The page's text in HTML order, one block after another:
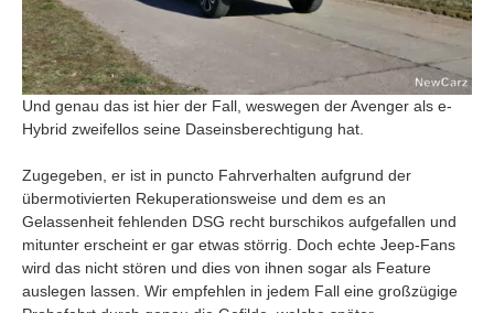
Und genau das ist hier der Fall, weswegen der Avenger als e-
Hybrid zweifellos seine Daseinsberechtigung hat.
Zugegeben, er ist in puncto Fahrverhalten aufgrund der
übermotivierten Rekuperationsweise und dem es an
Gelassenheit fehlenden DSG recht burschikos aufgefallen und
mitunter erscheint er gar etwas störrig. Doch echte Jeep-Fans
wird das nicht stören und dies von ihnen sogar als Feature
auslegen lassen. Wir empfehlen in jedem Fall eine großzügige